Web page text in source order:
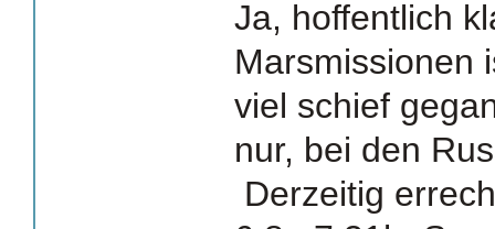
Ja, hoffentlich
Marsmissionen
viel schief
nur, bei den
Derzeitig